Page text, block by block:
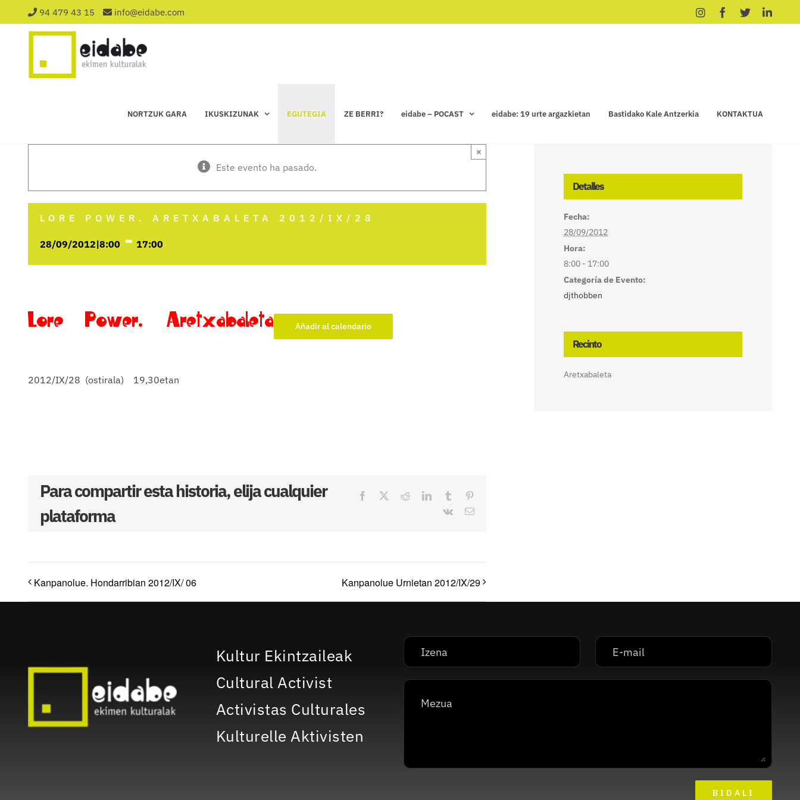
al
contenido
94 479 43 15 info@eidabe.com InstagramFacebook
X
NORTZUK GARA IKUSKIZUNAK EGUTEGIA ZE BERRI? eidabe – POCAST eidabe: 19 urte argazkietan Bastidako Kale Antzerkia KONTAKTUA
Este evento ha pasado.
×
LORE POWER. ARETXABALETA 2012/IX/28
28/09/2012|8:00 - 17:00
Lore Power. Aretxabaleta
2012/IX/28 (ostirala) 19,30etan
Añadir al calendario
Para compartir esta historia, elija cualquier
plataforma
Facebook RedditLinkedInTumblr
Vk
Correo
Kanpanolue. Hondarribian 2012/IX/ 06 Kanpanolue Urnietan 2012/IX/29
Detalles
Fecha:
28/09/2012
Hora:
8:00 - 17:00
Categoría de Evento:
djthobben
Recinto
Aretxabaleta
Kultur Ekintzaileak
Cultural Activist
Activistas Culturales
Kulturelle Aktivisten
BIDALI